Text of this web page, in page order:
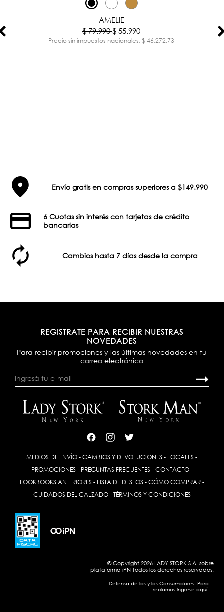
AMELIE
$ 79.990$ 55.990
Precio sin impuestos nacionales: $ 46.272,73
Envío gratis en compras superiores a $149.990
6 Cuotas sin interés con tarjetas de crédito
bancarias
Cambios hasta 7 días desde la compra
REGISTRATE PARA RECIBIR NUESTRAS
NOVEDADES
Para recibir promociones y las últimas novedades en tu
correo electrónico
MEDIOS DE ENVÍO - CAMBIOS Y DEVOLUCIONES - LOCALES -
PROMOCIONES- PREGUNTAS FRECUENTES- CONTACTO-
LOOKBOOKS ANTERIORES- LISTA DE DESEOS- CÓMO COMPRAR-
CUIDADOS DEL CALZADO- TÉRMINOS Y CONDICIONES
© Copyright 2026 LADY STORK S.A. sobre
plataforma iPN Todos los derechos reservados.
Defensa de las y los Consumidores. Para
reclamos Ingrese aquí.